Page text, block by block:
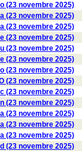
(23 novembre 2025)
(23 novembre 2025)
(23 novembre 2025)
(23 novembre 2025)
(23 novembre 2025)
(23 novembre 2025)
(23 novembre 2025)
(23 novembre 2025)
(23 novembre 2025)
(23 novembre 2025)
(23 novembre 2025)
(23 novembre 2025)
(23 novembre 2025)
(23 novembre 2025)